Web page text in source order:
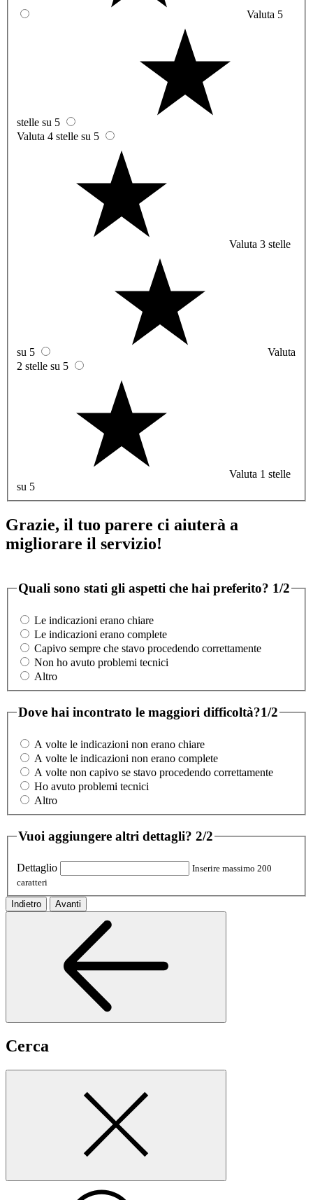
Valuta 5
stelle su 5
Valuta 4 stelle su 5
Valuta 3 stelle
su 5
Valuta
2 stelle su 5
Valuta 1 stelle
su 5
Grazie, il tuo parere ci aiuterà a
migliorare il servizio!
Quali sono stati gli aspetti che hai preferito? 1/2
Le indicazioni erano chiare
Le indicazioni erano complete
Capivo sempre che stavo procedendo correttamente
Non ho avuto problemi tecnici
Altro
Dove hai incontrato le maggiori difficoltà?1/2
A volte le indicazioni non erano chiare
A volte le indicazioni non erano complete
A volte non capivo se stavo procedendo correttamente
Ho avuto problemi tecnici
Altro
Vuoi aggiungere altri dettagli? 2/2
Dettaglio
Inserire massimo 200
caratteri
Indietro Avanti
Cerca